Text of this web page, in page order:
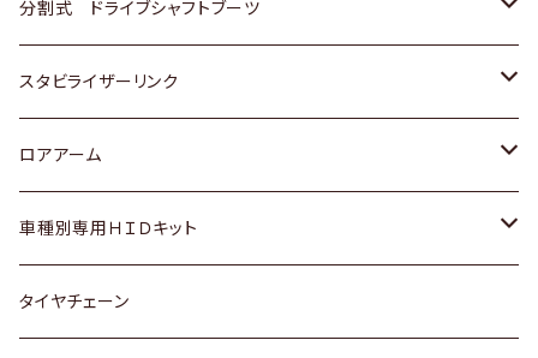
三菱
スバル
スバル
日産
いすゞ
ダイハツ
マツダ
三菱
ホンダ
スズキ
日産
ダイハツ
マツダ
トヨタ
ホンダ
スズキ
日産
いすゞ
分割式 ドライブシャフトブーツ
トヨタ
ホンダ
スズキ
日産
スタビライザーリンク
トヨタ
ホンダ
スズキ
ロアアーム
ホンダ
スズキ
車種別専用ＨＩＤキット
トヨタ
タイヤチェーン